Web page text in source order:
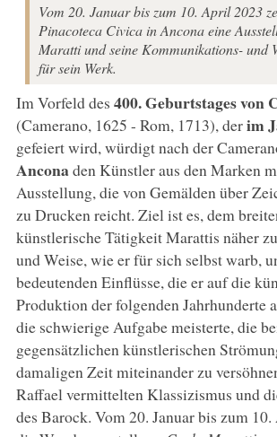
Vom 20. Januar bis zum 10. April 2023
Pinacoteca Civica in Ancona eine
Maratti und seine Kommunikations- und
für sein Werk.
Im Vorfeld des 400. Geburtstages von
(Camerano, 1625 - Rom, 1713), derim
gefeiert wird, würdigt nach der
Anconaden Künstler aus den Marken
Ausstellung, die von Gemälden über
zu Drucken reicht. Ziel ist es, dem
künstlerische Tätigkeit Marattis näher
und Weise, wie er für sich selbst warb,
bedeutenden Einflüsse, die er auf die
Produktion der folgenden Jahrhunderte
die schwierige Aufgabe meisterte, die
gegensätzlichen künstlerischen
damaligen Zeit miteinander zu
Raffael vermittelten Klassizismus und
des Barock. Vom 20. Januar bis zum